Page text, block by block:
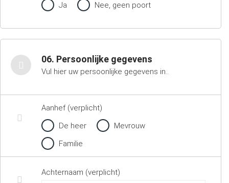
Ja Nee, geen poort
06. Persoonlijke gegevens
Vul hier uw persoonlijke gegevens in..
Aanhef (verplicht)
De heer
Mevrouw
Familie
Achternaam (verplicht)